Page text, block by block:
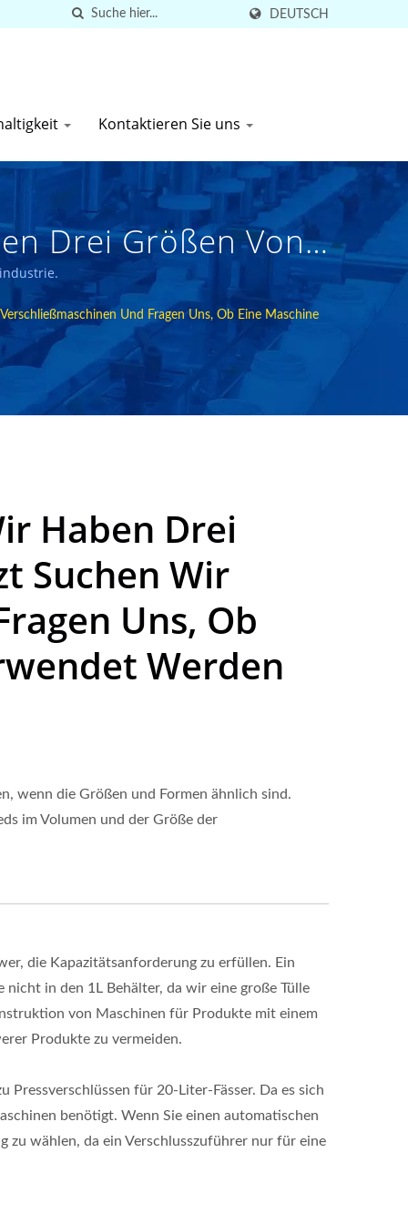
DEUTSCH
Kontaktieren Sie uns
Drei Größen Von
Abfüll- Und
Für Alle
Verkauft,
|
Und Fragen Uns, Ob Eine Maschine
Haben Drei
Suchen Wir
Uns, Ob
Werden
wenn die Größen und Formen ähnlich sind.
im Volumen und der Größe der
die Kapazitätsanforderung zu erfüllen. Ein
in den 1L Behälter, da wir eine große Tülle
von Maschinen für Produkte mit einem
Produkte zu vermeiden.
Pressverschlüssen für 20-Liter-Fässer. Da es sich
benötigt. Wenn Sie einen automatischen
zu wählen, da ein Verschlusszuführer nur für eine